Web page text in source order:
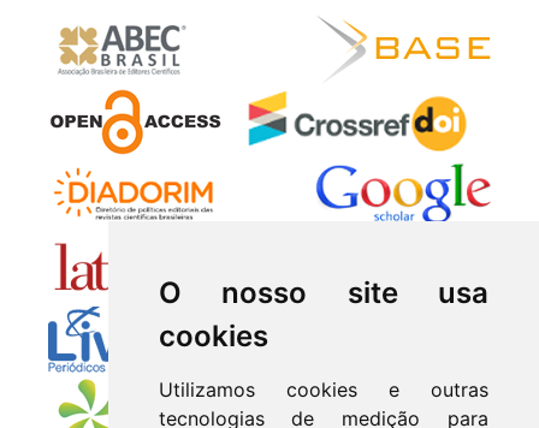
O nosso site usa
cookies
Utilizamos cookies e outras
tecnologias de medição para